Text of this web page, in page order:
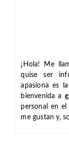
¡Hola! Me
quise ser
apasiona es
bienvenida a
personal en
me gustan y,